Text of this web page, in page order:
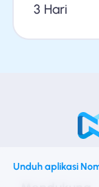
3 Hari
Unduh aplikasi